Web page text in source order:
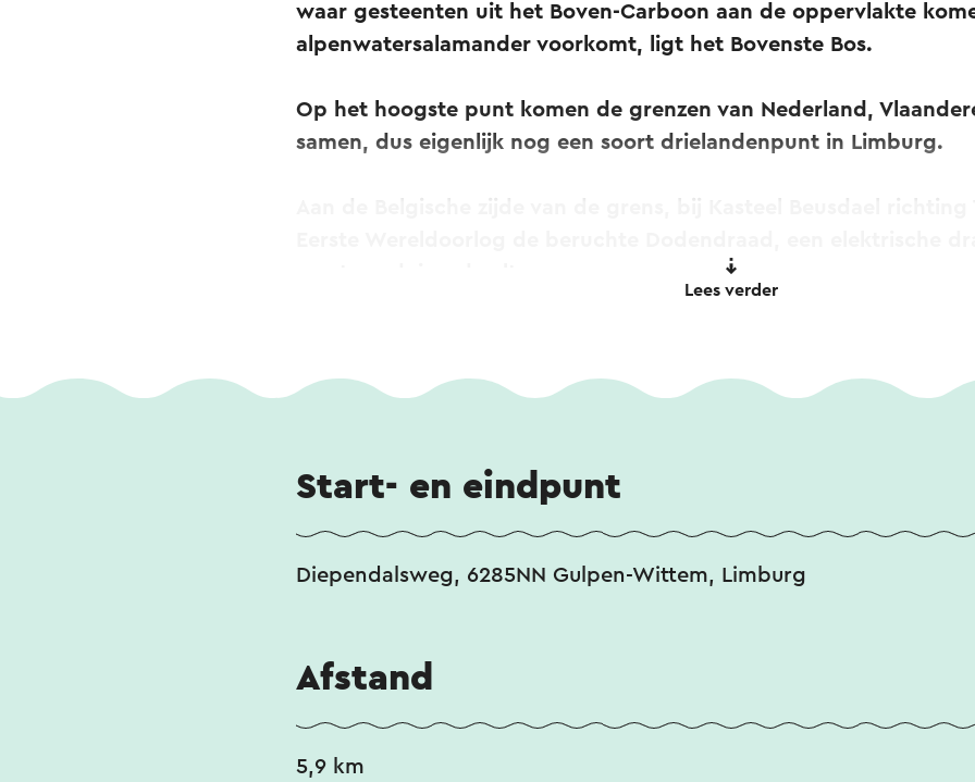
waar gesteenten uit het Boven-Carboon aan de oppervlakte
alpenwatersalamander voorkomt, ligt het Bovenste Bos.
Op het hoogste punt komen de grenzen van Nederland,
samen, dus eigenlijk nog een soort drielandenpunt in Limburg.
maken de bergervaring compleet.
En die naam Hakkenberg? Het Bovenste Bos werd gebruikt voor
dat uit Terziet omhoog leidt naar de top heet nog steeds
deze route is niet bewegwijzerd.
Lees verder
Start- en eindpunt
Diependalsweg, 6285NN Gulpen-Wittem, Limburg
Afstand
5,9 km